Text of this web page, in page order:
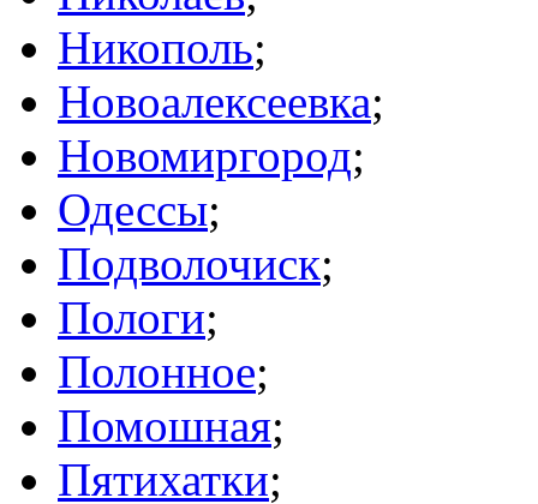
Никополь;
Новоалексеевка;
Новомиргород;
Одессы;
Подволочиск;
Пологи;
Полонное;
Помошная;
Пятихатки;